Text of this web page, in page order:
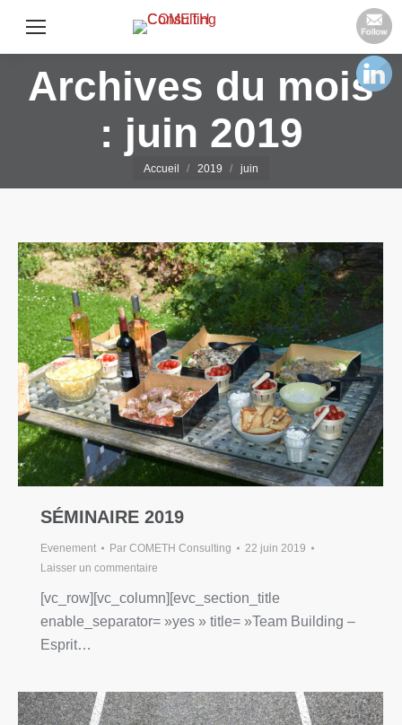
Archives du mois
: juin 2019
Vous êtes ici :
Accueil 2019 juin
SÉMINAIRE 2019
Evenement Par COMETH Consulting
22 juin 2019
Laisser un commentaire
[vc_row][vc_column][evc_section_title
enable_separator= »yes » title= »Team Building –
Esprit…